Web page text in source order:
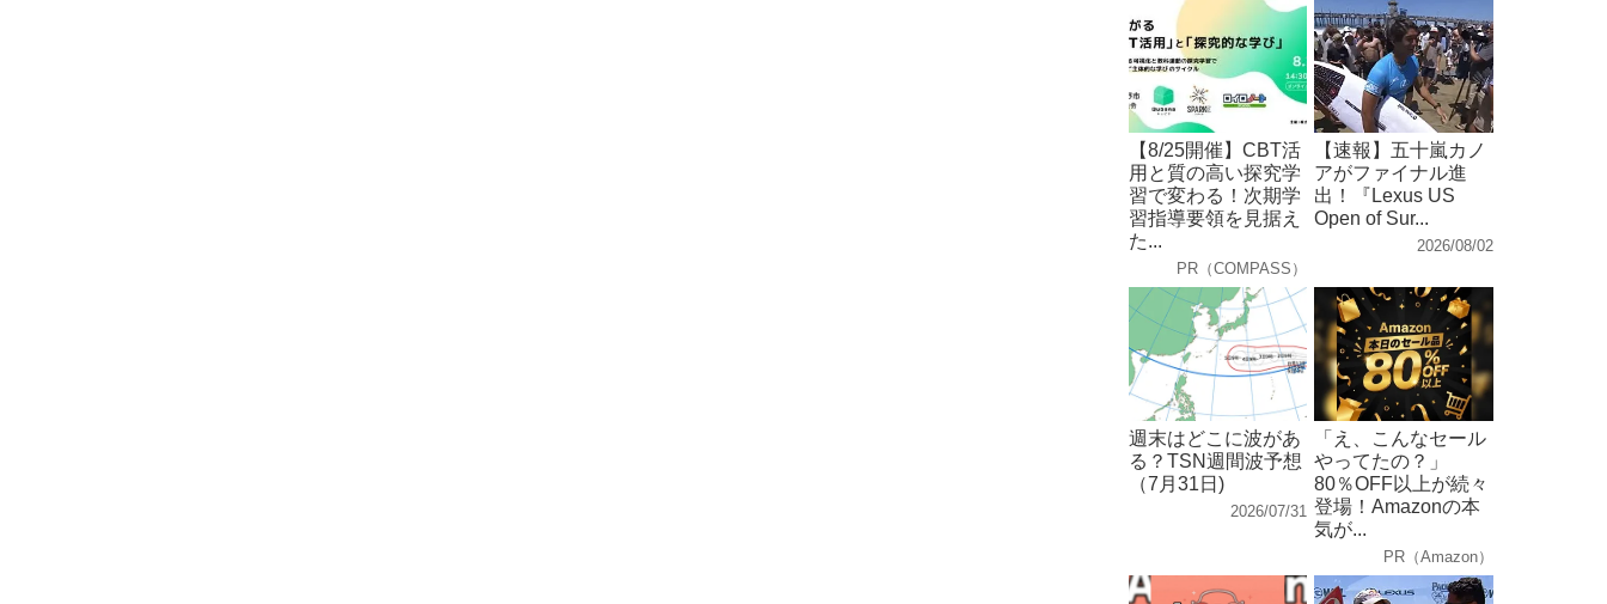
【8/25開催】CBT活
用と質の高い探究学
習で変わる！次期学
習指導要領を見据え
た...
PR（COMPASS）
【速報】五十嵐カノ
アがファイナル進
出！『Lexus US
Open of Sur...
2026/08/02
週末はどこに波があ
る？TSN週間波予想
（7月31日)
2026/07/31
「え、こんなセール
やってたの？」
80％OFF以上が続々
登場！Amazonの本
気が...
PR（Amazon）